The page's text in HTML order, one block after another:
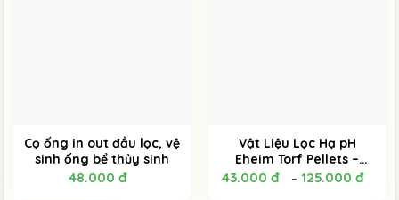
Cọ ống in out đầu lọc, vệ
sinh ống bể thủy sinh
48.000 đ
Vật Liệu Lọc Hạ pH
Eheim Torf Pellets –
100ML và 300ML
43.000 đ – 125.000 đ